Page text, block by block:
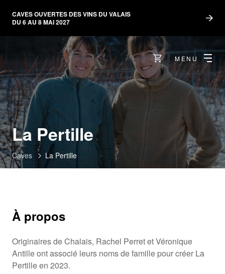
CAVES OUVERTES DES VINS DU VALAIS
DU 6 AU 8 MAI 2027
MENU
La Pertille
Caves La Pertille
À propos
Originaires de Chalais, Rachel Perret et Véronique
Antille ont associé leurs noms de famille pour créer La
Pertille en 2023.